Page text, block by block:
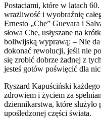
Postaciami, które w latach
wrażliwość i wyobraźnię
Ernesto „Che” Guevara i
słowa Che, usłyszane na
boliwijską wyprawą: – Nie da
dokonać rewolucji, jeśli nie
się zrobić dobrze żadnej z
jesteś gotów poświęcić dla
Ryszard Kapuściński
zdrowiem i życiem za
dziennikarstwa, które
upośledzonej części świata.